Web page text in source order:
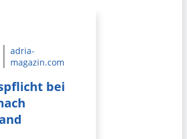
adria-
magazin.com
bei